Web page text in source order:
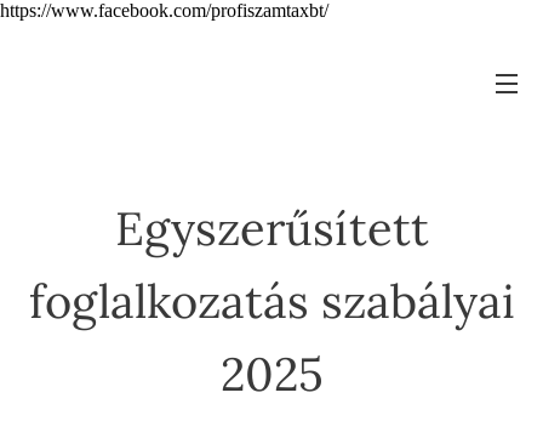
https://www.facebook.com/profiszamtaxbt/
Egyszerűsített
foglalkozatás szabályai
2025